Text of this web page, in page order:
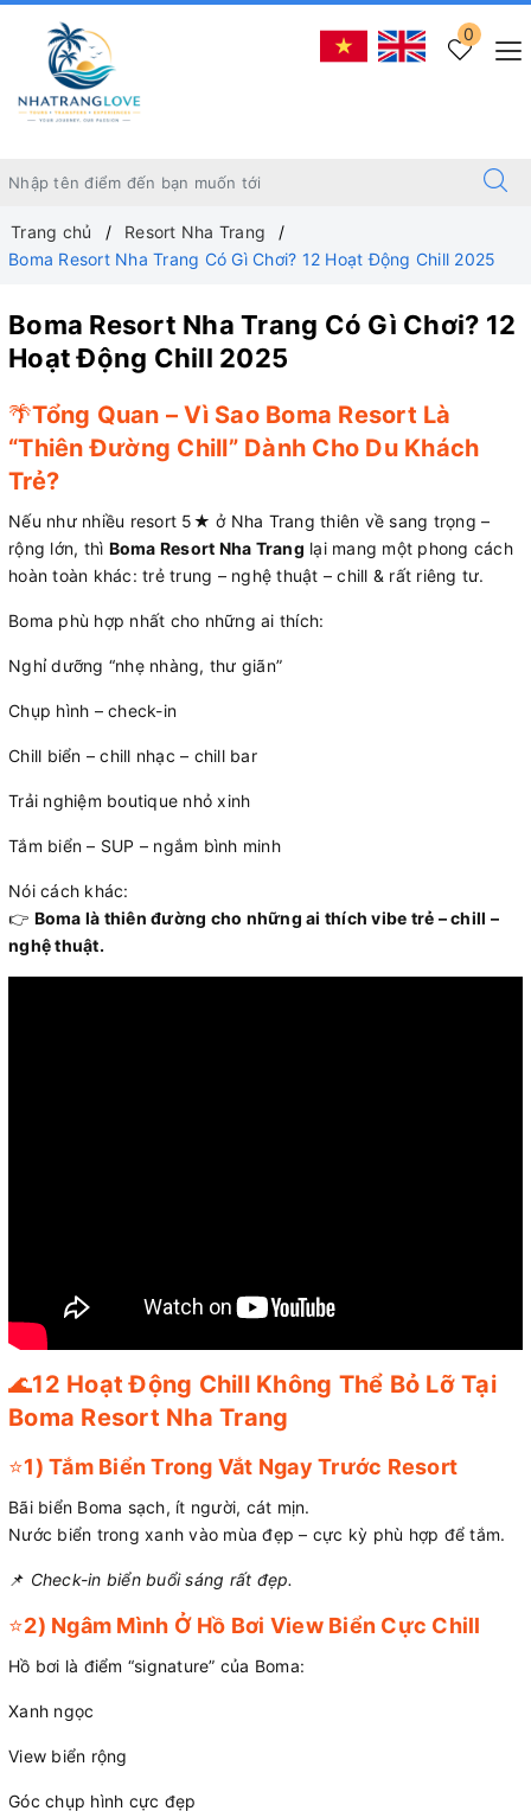
0
Trang chủ
Resort Nha Trang
Boma Resort Nha Trang Có Gì Chơi? 12 Hoạt Động Chill 2025
Boma Resort Nha Trang Có Gì Chơi? 12
Hoạt Động Chill 2025
🌴Tổng Quan – Vì Sao Boma Resort Là
“Thiên Đường Chill” Dành Cho Du Khách
Trẻ?
Nếu như nhiều resort 5★ ở Nha Trang thiên về sang trọng –
rộng lớn, thì Boma Resort Nha Trang lại mang một phong cách
hoàn toàn khác: trẻ trung – nghệ thuật – chill & rất riêng tư.
Boma phù hợp nhất cho những ai thích:
Nghỉ dưỡng “nhẹ nhàng, thư giãn”
Chụp hình – check-in
Chill biển – chill nhạc – chill bar
Trải nghiệm boutique nhỏ xinh
Tắm biển – SUP – ngắm bình minh
Nói cách khác:
👉 Boma là thiên đường cho những ai thích vibe trẻ – chill –
nghệ thuật.
🌊12 Hoạt Động Chill Không Thể Bỏ Lỡ Tại
Boma Resort Nha Trang
⭐1) Tắm Biển Trong Vắt Ngay Trước Resort
Bãi biển Boma sạch, ít người, cát mịn.
Nước biển trong xanh vào mùa đẹp – cực kỳ phù hợp để tắm.
📌 Check-in biển buổi sáng rất đẹp.
⭐2) Ngâm Mình Ở Hồ Bơi View Biển Cực Chill
Hồ bơi là điểm “signature” của Boma:
Xanh ngọc
View biển rộng
Góc chụp hình cực đẹp